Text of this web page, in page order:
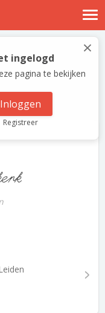
×
ingelogd
pagina te bekijken
Inloggen
Registreer